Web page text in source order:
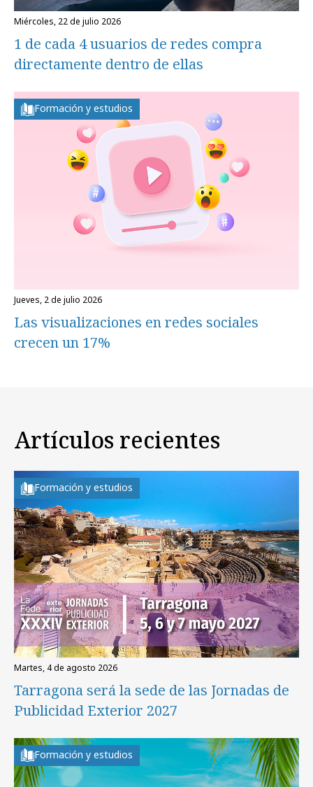
miércoles, 22 de julio 2026
1 de cada 4 usuarios de redes compra
directamente dentro de ellas
Formación y estudios
jueves, 2 de julio 2026
Las visualizaciones en redes sociales
crecen un 17%
Artículos recientes
Formación y estudios
martes, 4 de agosto 2026
Tarragona será la sede de las Jornadas de
Publicidad Exterior 2027
Formación y estudios